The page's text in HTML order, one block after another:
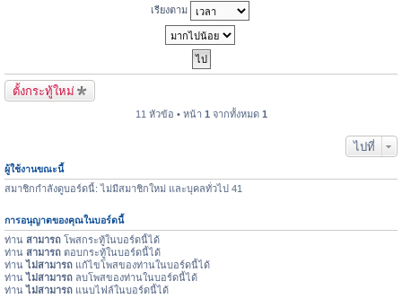
เรียงตาม
ตั้งกระทู้ใหม่
11 หัวข้อ • หน้า 1 จากทั้งหมด 1
ไปที่
ผู้ใช้งานขณะนี้
สมาชิกกำลังดูบอร์ดนี้: ไม่มีสมาชิกใหม่ และบุคลทั่วไป 41
การอนุญาตของคุณในบอร์ดนี้
ท่าน สามารถ โพสกระทู้ในบอร์ดนี้ได้
ท่าน สามารถ ตอบกระทู้ในบอร์ดนี้ได้
ท่านไม่สามารถ แก้ไขโพสของท่านในบอร์ดนี้ได้
ท่านไม่สามารถ ลบโพสของท่านในบอร์ดนี้ได้
ท่านไม่สามารถ แนบไฟล์ในบอร์ดนี้ได้